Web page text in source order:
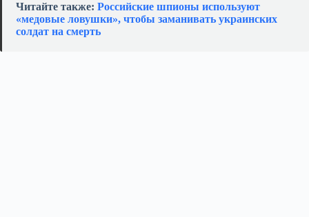
Читайте также: Российские шпионы используют
«медовые ловушки», чтобы заманивать украинских
солдат на смерть